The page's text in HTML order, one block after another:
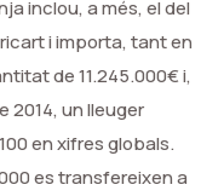
inclou, a més, el del
i importa, tant en
de 11.245.000€ i,
2014, un lleuger
en xifres globals.
es transfereixen a